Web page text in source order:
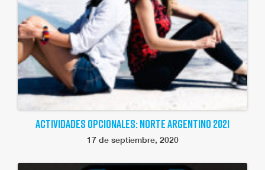
ACTIVIDADES OPCIONALES: NORTE ARGENTINO 2021
17 de septiembre, 2020